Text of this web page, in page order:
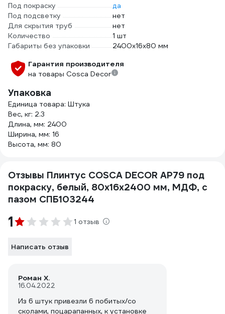
Под покраску
да
Под подсветку
нет
Для скрытия труб
нет
Количество
1 шт
Габариты без упаковки
2400х16х80 мм
Гарантия производителя
на товары Cosca Decor
Упаковка
Единица товара: Штука
Вес, кг: 2.3
Длина, мм: 2400
Ширина, мм: 16
Высота, мм: 80
Отзывы Плинтус COSCA DECOR AP79 под
покраску, белый, 80x16x2400 мм, МДФ, с
пазом СПБ103244
1 1 отзыв
Написать отзыв
Роман Х.
16.04.2022
Из 6 штук привезли 6 побитых/со
сколами, поцарапанных, к установке